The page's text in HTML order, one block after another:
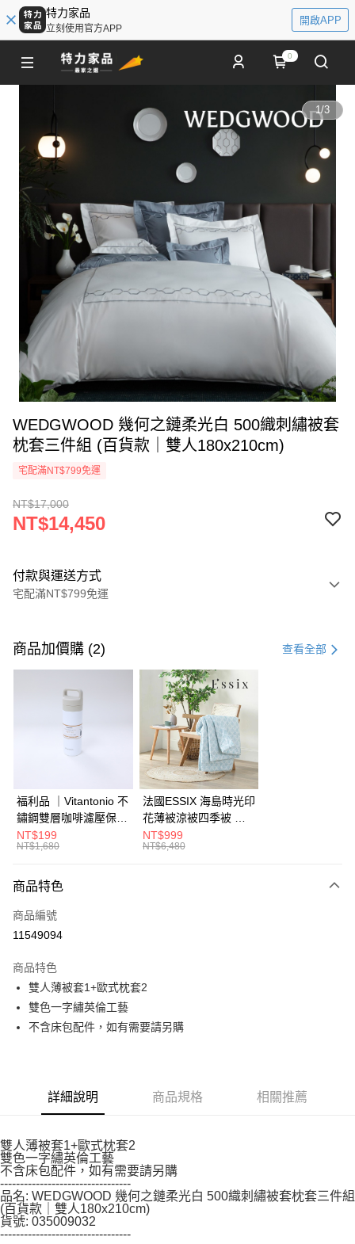
特力家品
立刻使用官方APP
開啟APP
0
1/3
WEDGWOOD 幾何之鏈柔光白 500織刺繡被套
枕套三件組 (百貨款｜雙人180x210cm)
宅配滿NT$799免運
NT$17,000
NT$14,450
付款與運送方式
宅配滿NT$799免運
信用卡一次付款
3 期 0 利率 每期 NT$4,816
合作金庫商業銀行
第一商業銀行
彰化商業銀行
台北富邦商業銀行
兆豐國際商業銀行
臺灣中小企業銀行
台中商業銀行
匯豐（台灣）商業銀行
華泰商業銀行
聯邦商業銀行
遠東國際商業銀行
元大商業銀行
台灣樂天信用卡公司
6 期 0 利率 每期 NT$2,408
合作金庫商業銀行
第一商業銀行
彰化商業銀行
台北富邦商業銀行
國泰世華商業銀行
兆豐國際商業銀行
臺灣中小企業銀行
台中商業銀行
匯豐（台灣）商業銀行
聯邦商業銀行
玉山商業銀行
台灣樂天信用卡公司
街口支付
AFTEE先享後付
【關於「AFTEE先享後付」】
AFTEE先享後付是「在收到商品之後才付款」的支付方式。 讓您購物簡單
便利好安心！
１．簡單：不需註冊會員、不需綁卡、不需儲值。
２．便利：只要手機號碼，簡訊認證，即可結帳。
【「AFTEE先享後付」結帳流程】
１．於結帳方式選擇「AFTEE先享後付」後，將跳轉至「AFTEE先享後付」
結帳頁面，進行簡訊認證並確認金額後，即可完成結帳。
２．訂單成立數日內，您將收到繳費通知簡訊。
後付繳納相關費用。
【注意事項】
１．透過由恩沛科技股份有限公司提供之「AFTEE先享後付」服務完成之交
易，需依本服務之必要範圍內提供個人資料，並將交易相關給付款項請求債
權轉讓予恩沛科技股份有限公司。
２．關於個人資料處理事宜，請瀏覽以下網址：
https://aftee.tw/terms/#terms3
ATM付款
運送方式
商品加價購 (2) 查看全部
福利品 ｜Vitantonio 不
鏽鋼雙層咖啡濾壓保溫
瓶 奶油白 VCB-10-C
NT$199
NT$1,680
法國ESSIX 海島時光印
花薄被涼被四季被 單
人
NT$999
NT$6,480
商品特色
商品編號
11549094
商品特色
雙人薄被套1+歐式枕套2
雙色一字繡英倫工藝
不含床包配件，如有需要請另購
詳細說明 商品規格 相關推薦
雙人薄被套1+歐式枕套2
雙色一字繡英倫工藝
不含床包配件，如有需要請另購
---------------------------------
品名: WEDGWOOD 幾何之鏈柔光白 500織刺繡被套枕套三件組
(百貨款｜雙人180x210cm)
貨號: 035009032
---------------------------------